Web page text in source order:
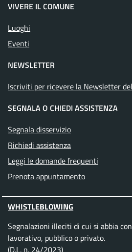
VIVERE IL COMUNE
Luoghi
Eventi
NEWSLETTER
Iscriviti per ricevere la Newsletter
SEGNALA O CHIEDI ASSISTENZA
Segnala disservizio
Richiedi assistenza
Leggi le domande frequenti
Prenota appuntamento
WHISTLEBLOWING
Segnalazioni illeciti di cui si abbia
lavorativo, pubblico o privato.